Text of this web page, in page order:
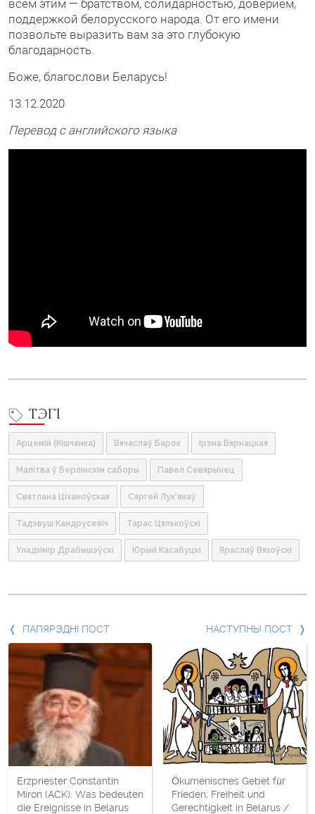
поддержкой белорусского народа. От его имени
позвольте выразить вам за это глубокую
благодарность.
Боже, благослови Беларусь!
13.12.2020
Перевод с английского языка
ТЭГІ
Арцемій (Кішчанка) Вячаслаў Барок Ірэна Бярнацкая
Малітва ў Берлінскім саборы Павел Севярынец
Святлана Ціханоўская Сяргей Лук'янаў
Тадэвуш Кандрусевіч Тарас Цялькоўскі
Уладзімір Драбышэўскі Юрый Касабуцкі Яраслаў Вязоўскі
Папярэдні
пост
і
наступны
пост
ПАПЯРЭДНІ ПОСТ
Erzpriester Constantin
Miron (ACK): Was bedeuten
die Ereignisse in Belarus
НАСТУПНЫ ПОСТ
Ökumenisches Gebet für
Frieden, Freiheit und
Gerechtigkeit in Belarus /